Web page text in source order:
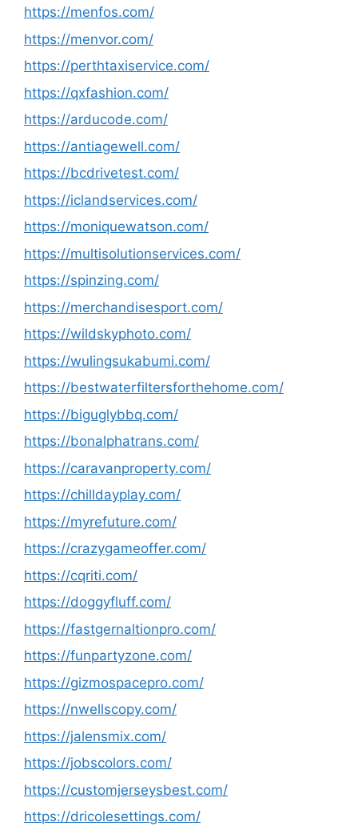
https://menfos.com/
https://menvor.com/
https://perthtaxiservice.com/
https://qxfashion.com/
https://arducode.com/
https://antiagewell.com/
https://bcdrivetest.com/
https://iclandservices.com/
https://moniquewatson.com/
https://multisolutionservices.com/
https://spinzing.com/
https://merchandisesport.com/
https://wildskyphoto.com/
https://wulingsukabumi.com/
https://bestwaterfiltersforthehome.com/
https://biguglybbq.com/
https://bonalphatrans.com/
https://caravanproperty.com/
https://chilldayplay.com/
https://myrefuture.com/
https://crazygameoffer.com/
https://cqriti.com/
https://doggyfluff.com/
https://fastgernaltionpro.com/
https://funpartyzone.com/
https://gizmospacepro.com/
https://nwellscopy.com/
https://jalensmix.com/
https://jobscolors.com/
https://customjerseysbest.com/
https://dricolesettings.com/